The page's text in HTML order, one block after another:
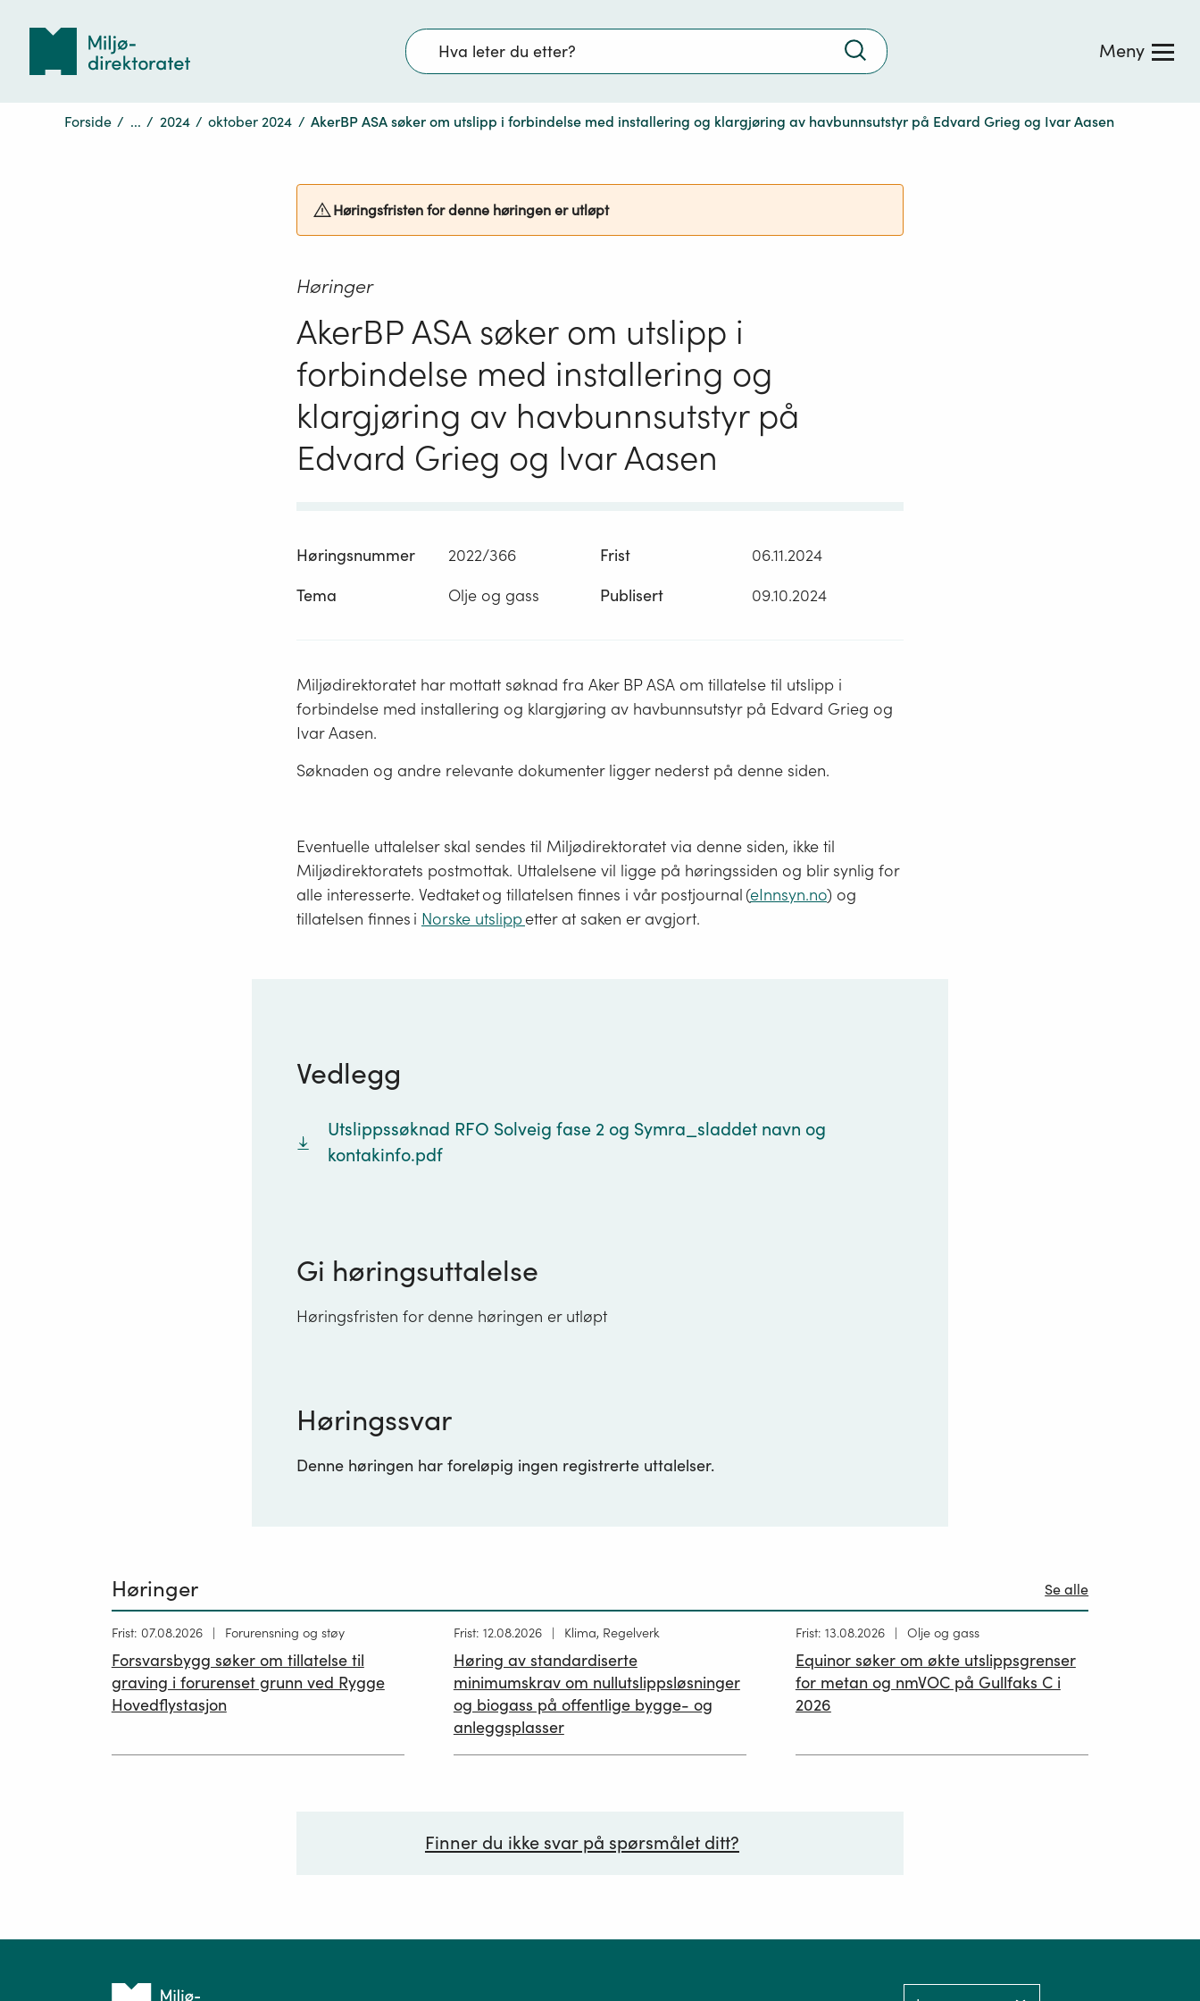
Søk
Trykk
søke
Meny
Forside / ... / 2024 / oktober 2024 / AkerBP ASA søker om utslipp i forbindelse med installering og klargjøring av havbunnsutstyr på Edvard Grieg og Ivar Aasen
Høringsfristen for denne høringen er utløpt
Høringer
AkerBP ASA søker om utslipp i
forbindelse med installering og
klargjøring av havbunnsutstyr på
Edvard Grieg og Ivar Aasen
Høringsnummer 2022/366 Frist
06.11.2024
Tema
Olje og gass Publisert 09.10.2024
Miljødirektoratet har mottatt søknad fra Aker BP ASA om tillatelse til utslipp i
forbindelse med installering og klargjøring av havbunnsutstyr på Edvard Grieg og
Ivar Aasen.
Søknaden og andre relevante dokumenter ligger nederst på denne siden.
Eventuelle uttalelser skal sendes til Miljødirektoratet via denne siden, ikke til
Miljødirektoratets postmottak. Uttalelsene vil ligge på høringssiden og blir synlig for
alle interesserte. Vedtaket og tillatelsen finnes i vår postjournal (eInnsyn.no) og
tillatelsen finnes i Norske utslippetter at saken er avgjort.
Vedlegg
Utslippssøknad RFO Solveig fase 2 og Symra_sladdet navn og
kontakinfo.pdf
Gi høringsuttalelse
Høringsfristen for denne høringen er utløpt
Høringssvar
Denne høringen har foreløpig ingen registrerte uttalelser.
Høringer Se alle
Høring
publisert
26.06.2026
Frist: 07.08.2026 Forurensning og støy
Forsvarsbygg søker om tillatelse til
graving i forurenset grunn ved Rygge
Hovedflystasjon
Høring
publisert
12.05.2026
Frist: 12.08.2026 Klima, Regelverk
Høring av standardiserte
minimumskrav om nullutslippsløsninger
og biogass på offentlige bygge- og
anleggsplasser
Høring
publisert
02.07.2026
Frist: 13.08.2026 Olje og gass
Equinor søker om økte utslippsgrenser
for metan og nmVOC på Gullfaks C i
2026
Finner du ikke svar på spørsmålet ditt?
Tilbake